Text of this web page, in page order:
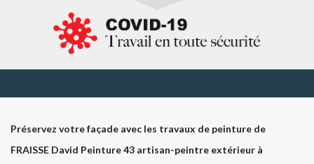
Préservez votre façade avec les travaux de peinture de
FRAISSE David Peinture 43 artisan-peintre extérieur à